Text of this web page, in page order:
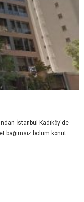
İstanbul Kadıköy'de
bağımsız bölüm konut